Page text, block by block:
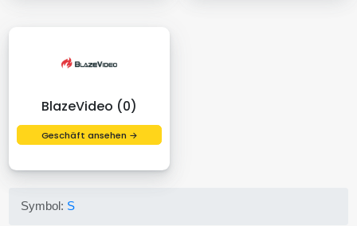
BlazeVideo (0)
Geschäft ansehen →
Symbol: S